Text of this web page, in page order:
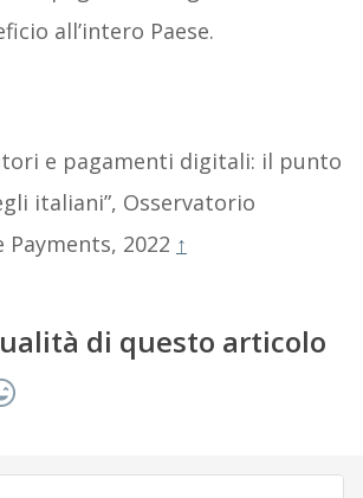
all’intero Paese.
e pagamenti digitali: il punto
italiani”, Osservatorio
Payments, 2022 ↑
di questo articolo